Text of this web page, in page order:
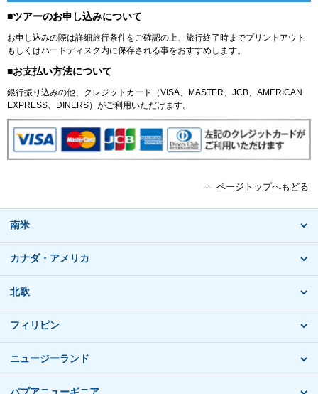
■ツアーのお申し込みについて
お申し込みの際は詳細旅行条件をご確認の上、旅行終了時までプリントアウト
もしくはハードディスク内に保存される事をおすすめします。
■お支払い方法について
銀行振り込みの他、クレジットカード（VISA、MASTER、JCB、AMERICAN
EXPRESS、DINERS）がご利用いただけます。
ページトップへもどる
南米
カナダ・アメリカ
北欧
フィリピン
ニュージーランド